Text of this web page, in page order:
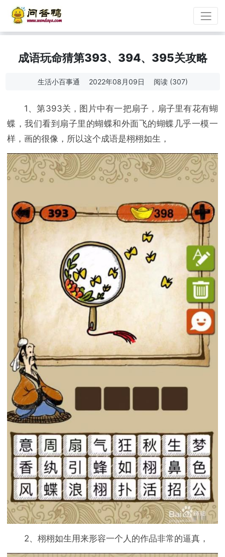
成语玩命猜第393、394、395关攻略
生活小百事通 2022年08月09日 阅读 (307)
1、第393关，图片中有一把扇子，扇子里有花有蝴
蝶，我们看到扇子里的蝴蝶和外面飞的蝴蝶几乎一模一
样，画的很像，所以这个成语是栩栩如生，
2、栩栩如生用来形容一个人的作品非常的逼真，